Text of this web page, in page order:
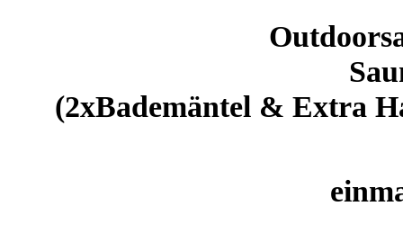
Sau
(2xBademäntel & Extra